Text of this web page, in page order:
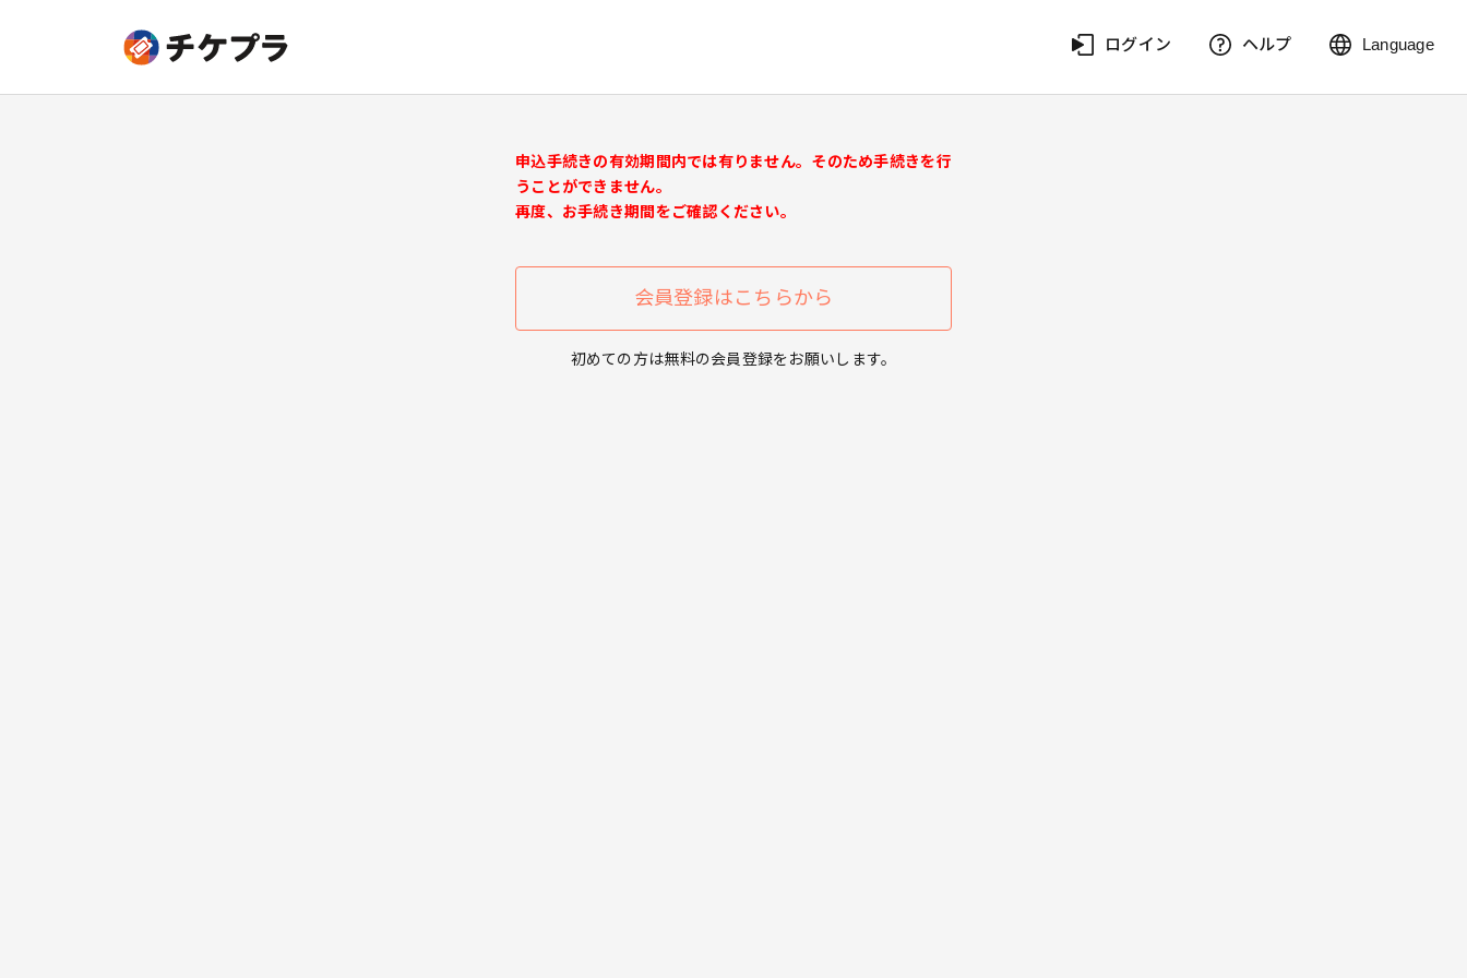
ログイン ヘルプ Language
申込手続きの有効期間内では有りません。そのため手続きを行
うことができません。
再度、お手続き期間をご確認ください。
会員登録はこちらから
初めての方は無料の会員登録をお願いします。